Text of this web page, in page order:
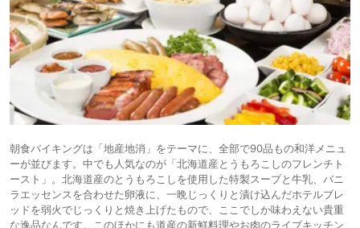
朝食バイキングは「地産地消」をテーマに、全部で90品もの和洋メニュ
ーが並びます。中でも人気なのが「北海道産とうもろこしのフレンチト
ースト」。北海道産のとうもろこしを使用した特製スープと牛乳、バニ
ラエッセンスを合わせた卵液に、一晩じっくりと漬け込んだホテルブレ
ッドを弱火でじっくりと焼き上げたもので、ここでしか味わえない貴重
な逸品なんです。このほかにも道産の新鮮料理やお肉のライブキッチン